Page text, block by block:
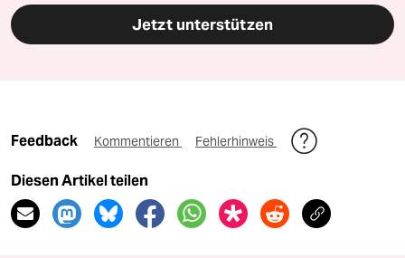
Jetzt unterstützen
Feedback Kommentieren Fehlerhinweis
Diesen Artikel teilen